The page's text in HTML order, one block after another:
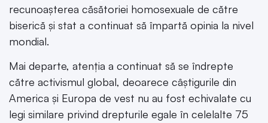
recunoașterea căsătoriei homosexuale de către
biserică și stat a continuat să împartă opinia la nivel
mondial.
Mai departe, atenția a continuat să se îndrepte
către activismul global, deoarece câștigurile din
America și Europa de vest nu au fost echivalate cu
legi similare privind drepturile egale în celelalte 75